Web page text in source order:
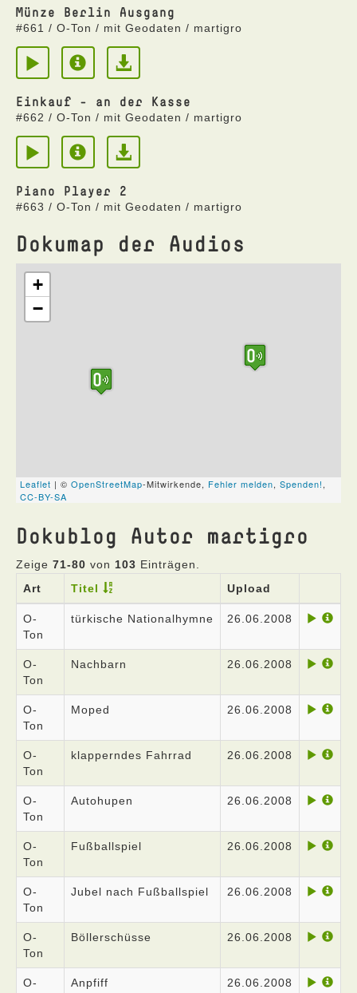
Münze Berlin Ausgang
#661 / O-Ton / mit Geodaten / martigro
Einkauf - an der Kasse
#662 / O-Ton / mit Geodaten / martigro
Piano Player 2
#663 / O-Ton / mit Geodaten / martigro
Dokumap der Audios
Dokublog Autor martigro
Zeige 71-80 von 103 Einträgen.
Art
Titel Upload
O-
Ton
türkische Nationalhymne 26.06.2008
O-
Ton
Nachbarn 26.06.2008
O-
Ton
Moped 26.06.2008
O-
Ton
klapperndes Fahrrad 26.06.2008
O-
Ton
Autohupen 26.06.2008
O-
Ton
Fußballspiel 26.06.2008
O-
Ton
Jubel nach Fußballspiel 26.06.2008
O-
Ton
Böllerschüsse 26.06.2008
O-
Anpfiff 26.06.2008